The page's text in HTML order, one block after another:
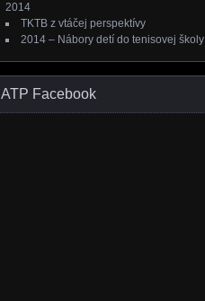
2014
TKTB z vtáčej perspektívy
2014 – Nábory detí do tenisovej školy
ATP Facebook